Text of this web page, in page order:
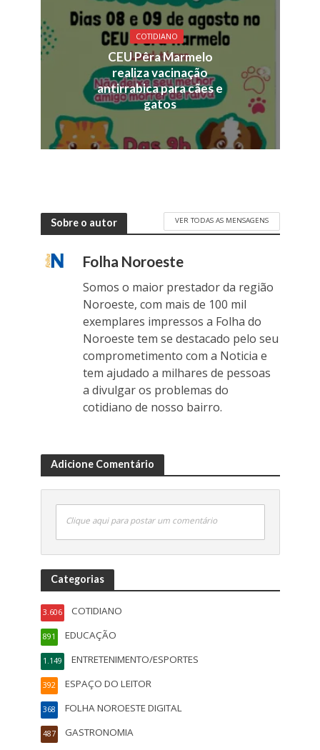
COTIDIANO
CEU Pêra Marmelo
realiza vacinação
antirrabica para cães e
gatos
Sobre o autor VER TODAS AS MENSAGENS
Folha Noroeste
Somos o maior prestador da região
Noroeste, com mais de 100 mil
exemplares impressos a Folha do
Noroeste tem se destacado pelo seu
comprometimento com a Noticia e
tem ajudado a milhares de pessoas
a divulgar os problemas do
cotidiano de nosso bairro.
Adicione Comentário
Clique aqui para postar um comentário
Categorias
COTIDIANO
3.606
EDUCAÇÃO
891
ENTRETENIMENTO/ESPORTES
1.149
ESPAÇO DO LEITOR
392
FOLHA NOROESTE DIGITAL
368
GASTRONOMIA
487